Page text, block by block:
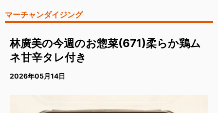
マーチャンダイジング
林廣美の今週のお惣菜(671)柔らか鶏ム
ネ甘辛タレ付き
2026年05月14日